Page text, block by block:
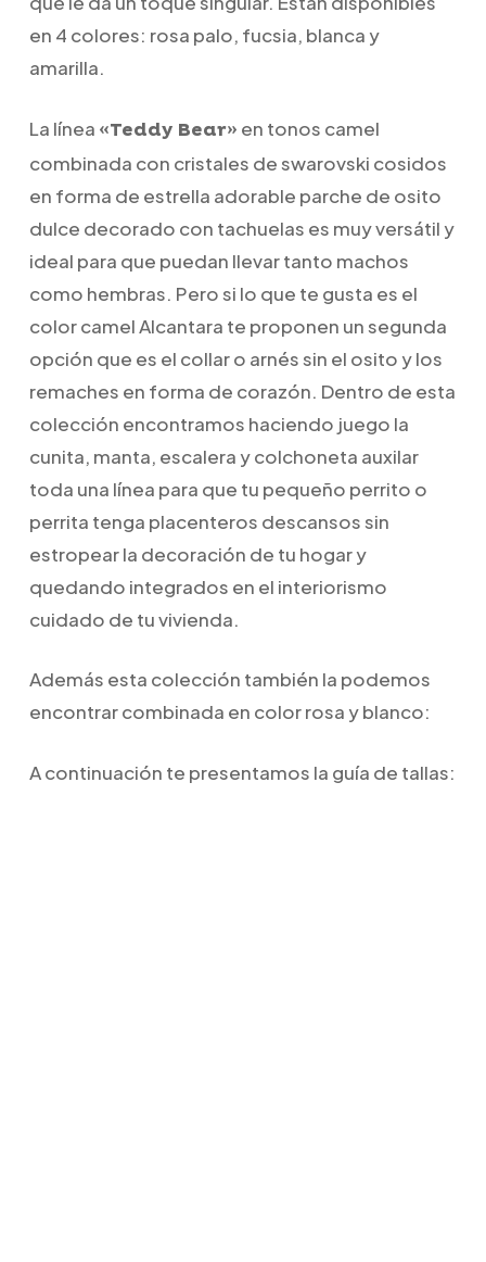
en 4 colores: rosa palo, fucsia, blanca y
amarilla.
La línea «Teddy Bear» en tonos camel
combinada con cristales de swarovski cosidos
en forma de estrella adorable parche de osito
dulce decorado con tachuelas es muy versátil y
ideal para que puedan llevar tanto machos
como hembras. Pero si lo que te gusta es el
color camel Alcantara te proponen un segunda
opción que es el collar o arnés sin el osito y los
remaches en forma de corazón. Dentro de esta
colección encontramos haciendo juego la
cunita, manta, escalera y colchoneta auxilar
toda una línea para que tu pequeño perrito o
perrita tenga placenteros descansos sin
estropear la decoración de tu hogar y
quedando integrados en el interiorismo
cuidado de tu vivienda.
Además esta colección también la podemos
encontrar combinada en color rosa y blanco:
A continuación te presentamos la guía de tallas: